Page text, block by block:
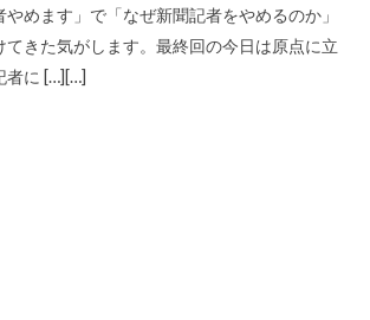
やめます」で「なぜ新聞記者をやめるのか」
てきた気がします。最終回の今日は原点に立
者に […][…]